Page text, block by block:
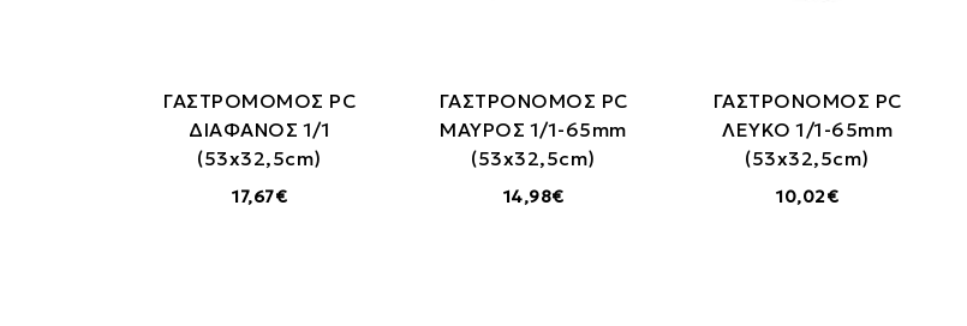
ΓΑΣΤΡΟΜΟΜΟΣ PC
ΔΙΑΦΑΝΟΣ 1/1
(53x32,5cm)
17,67€
ΓΑΣΤΡΟΝΟΜΟΣ PC
ΜΑΥΡΟΣ 1/1-65mm
(53x32,5cm)
14,98€
ΓΑΣΤΡΟΝΟΜΟΣ PC
ΛΕΥΚΟ 1/1-65mm
(53x32,5cm)
10,02€